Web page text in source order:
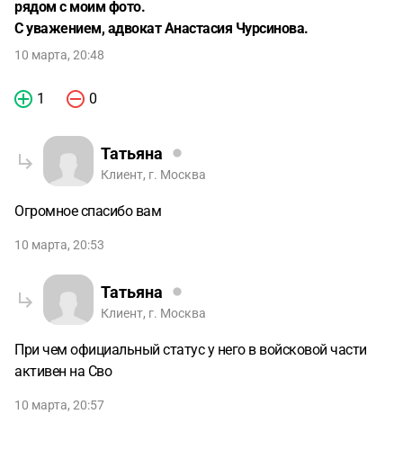
рядом с моим фото.
С уважением, адвокат Анастасия Чурсинова.
10 марта, 20:48
1 0
Татьяна
Клиент, г. Москва
Огромное спасибо вам
10 марта, 20:53
Татьяна
Клиент, г. Москва
При чем официальный статус у него в войсковой части
активен на Сво
10 марта, 20:57